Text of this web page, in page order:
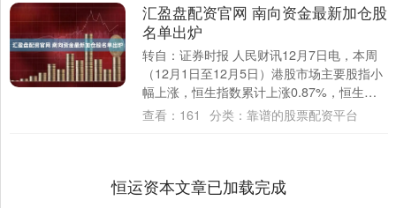
汇盈盘配资官网 南向资金最新加仓股
名单出炉
转自：证券时报 人民财讯12月7日电，本周
（12月1日至12月5日）港股市场主要股指小
幅上涨，恒生指数累计上涨0.87%，恒生科
技指数上涨1.13%，恒生中国企....
查看： 161 分类： 靠谱的股票配资平台
恒运资本文章已加载完成